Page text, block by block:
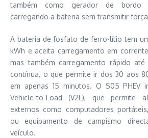
também como gerador de bordo
carregando a bateria sem transmitir
A bateria de fosfato de ferro-lítio tem
kWh e aceita carregamento em
mas também carregamento rápido
contínua, o que permite ir dos 30 aos
em apenas 15 minutos. O S05 PHEV
Vehicle-to-Load (V2L), que permite
externos como computadores
ou equipamento de campismo
veículo.